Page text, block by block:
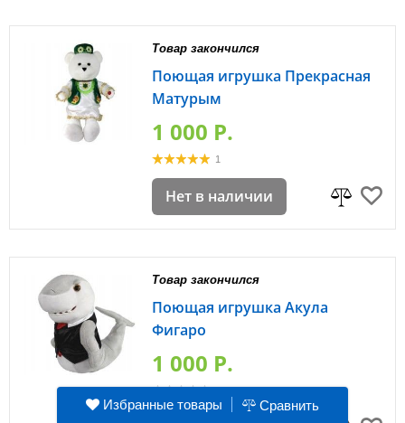
Товар закончился
Поющая игрушка Прекрасная
Матурым
1 000 P.
1
Нет в наличии
Товар закончился
Поющая игрушка Акула
Фигаро
1 000 P.
0
Избранные товары